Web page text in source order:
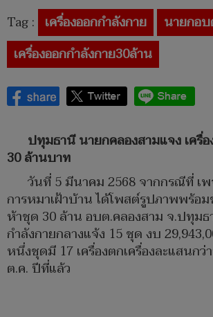
Tag : เครื่องออกกำลังกาย นายกอ
เครื่องออกกำลังกาย30ล้าน
ปทุมธานี นายกคลองสามแจง เครื่
30 ล้านบาท
วันที่ 5 มีนาคม 2568 จากกรณีที่ เ
การหมาเฝ้าบ้าน ได้โพสต์รูปภาพพร้อ
ห้าชุด 30 ล้าน อบต.คลองสาม จ.ปทุมธ
กำลังกายกลางแจ้ง 15 ชุด งบ
หนึ่งชุดมี 17 เครื่องตกเครื่องละแสนกว่
ต.ค. ปีที่แล้ว